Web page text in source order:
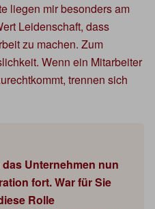
liegen mir besonders am
Leidenschaft, dass
zu machen. Zum
Wenn ein Mitarbeiter
trennen sich
Unternehmen nun
fort. War für Sie
Rolle